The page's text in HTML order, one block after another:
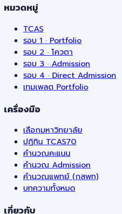
หมวดหมู่
TCAS
รอบ 1 · Portfolio
รอบ 2 · โควตา
รอบ 3 · Admission
รอบ 4 · Direct Admission
เทมเพลต Portfolio
เครื่องมือ
เลือกมหาวิทยาลัย
ปฏิทิน TCAS70
คำนวณคะแนน
คำนวณ Admission
คำนวณแพทย์ (กสพท)
บทความทั้งหมด
เกี่ยวกับ